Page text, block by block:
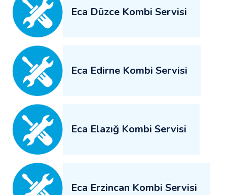
Eca Düzce Kombi Servisi
Eca Edirne Kombi Servisi
Eca Elazığ Kombi Servisi
Eca Erzincan Kombi Servisi